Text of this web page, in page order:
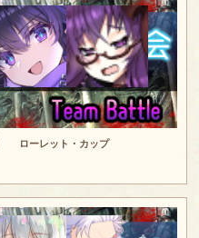
ローレット・カップ